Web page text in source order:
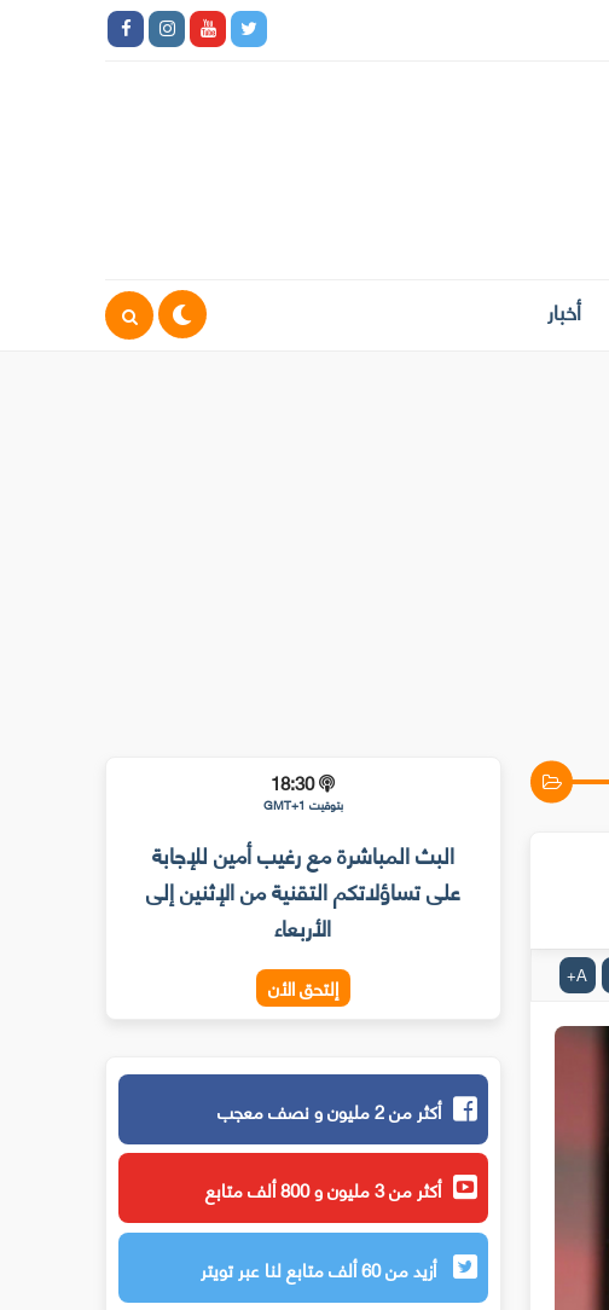
أخبار
A
+
18:30
بتوقيت GMT+1
البث المباشرة مع رغيب أمين للإجابة
على تساؤلاتكم التقنية من الإثنين إلى
الأربعاء
إلتحق الأن
أكثر من 2 مليون و نصف معجب
أكثر من 3 مليون و 800 ألف متابع
أزيد من 60 ألف متابع لنا عبر تويتر